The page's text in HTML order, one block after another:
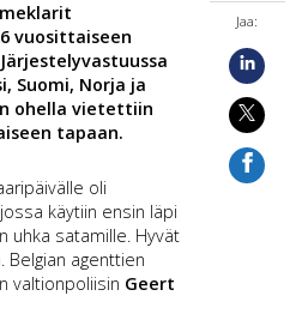
vuosittaiseen
Suomi, Norja ja
ohella vietettiin
tapaan.
oli
käytiin ensin läpi
uhka satamille. Hyvät
agenttien
valtionpoliisin Geert
Jaa: